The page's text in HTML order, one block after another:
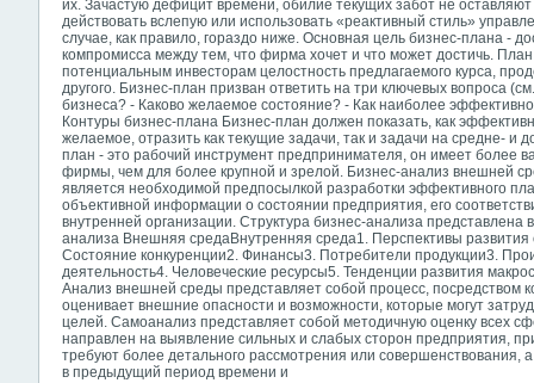
их. Зачастую дефицит времени, обилие текущих забот не
действовать вслепую или использовать «реактивный стиль»
случае, как правило, гораздо ниже. Основная цель бизнес-плана -
компромисса между тем, что фирма хочет и что может достичь.
потенциальным инвесторам целостность предлагаемого курса,
другого. Бизнес-план призван ответить на три ключевых вопроса
бизнеса? - Каково желаемое состояние? - Как наиболее
Контуры бизнес-плана Бизнес-план должен показать, как
желаемое, отразить как текущие задачи, так и задачи на средне- и
план - это рабочий инструмент предпринимателя, он имеет более
фирмы, чем для более крупной и зрелой. Бизнес-анализ внешней
является необходимой предпосылкой разработки эффективного
объективной информации о состоянии предприятия, его
внутренней организации. Структура бизнес-анализа представлена
анализа Внешняя средаВнутренняя среда1. Перспективы развития
Состояние конкуренции2. Финансы3. Потребители продукции3.
деятельность4. Человеческие ресурсы5. Тенденции развития
Анализ внешней среды представляет собой процесс, посредством
оценивает внешние опасности и возможности, которые могут
целей. Самоанализ представляет собой методичную оценку всех
направлен на выявление сильных и слабых сторон предприятия,
требуют более детального рассмотрения или совершенствования,
в предыдущий период времени и